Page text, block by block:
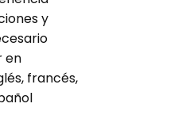
y
en
francés,